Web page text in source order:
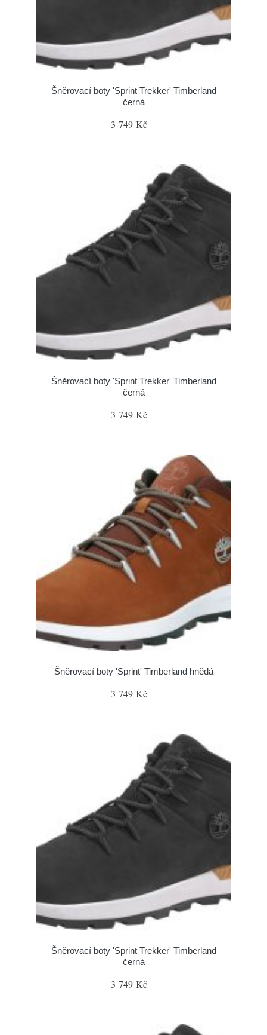
Šněrovací boty 'Sprint Trekker' Timberland
černá
3 749 Kč
Šněrovací boty 'Sprint Trekker' Timberland
černá
3 749 Kč
Šněrovací boty 'Sprint' Timberland hnědá
3 749 Kč
Šněrovací boty 'Sprint Trekker' Timberland
černá
3 749 Kč